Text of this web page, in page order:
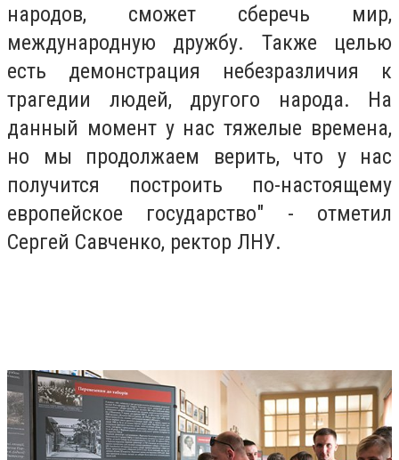
народов, сможет сберечь мир,
международную дружбу. Также целью
есть демонстрация небезразличия к
трагедии людей, другого народа. На
данный момент у нас тяжелые времена,
но мы продолжаем верить, что у нас
получится построить по-настоящему
европейское государство" - отметил
Сергей Савченко, ректор ЛНУ.